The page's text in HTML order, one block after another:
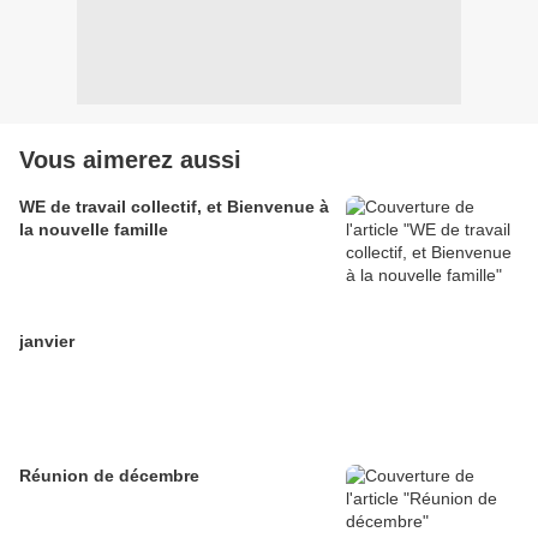
Vous aimerez aussi
WE de travail collectif, et Bienvenue à
la nouvelle famille
janvier
Réunion de décembre